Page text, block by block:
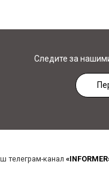
Следите за
телеграм-канал